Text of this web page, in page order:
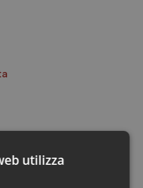
in
utilizza